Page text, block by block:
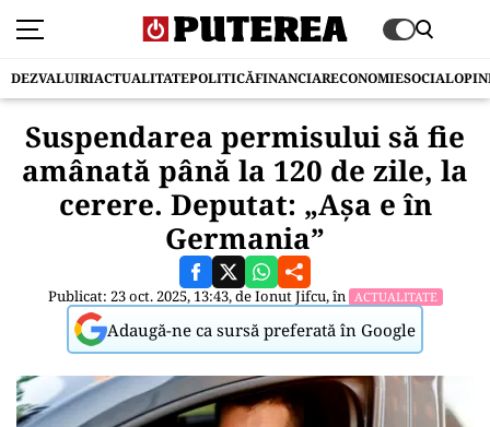
DEZVALUIRIACTUALITATEPOLITICĂFINANCIARECONOMIESOCIAL
Suspendarea permisului să fie
amânată până la 120 de zile, la
cerere. Deputat: „Așa e în
Germania”
Publicat: 23 oct. 2025, 13:43, deIonut Jifcu, în ACTUALITATE
Adaugă-ne ca sursă preferată în Google